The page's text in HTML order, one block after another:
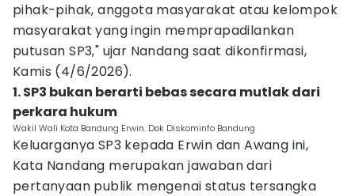
pihak-pihak, anggota masyarakat atau kelompok
masyarakat yang ingin memprapadilankan
putusan SP3," ujar Nandang saat dikonfirmasi,
Kamis (4/6/2026).
1. SP3 bukan berarti bebas secara mutlak dari
perkara hukum
Wakil Wali Kota Bandung Erwin. Dok Diskominfo Bandung
Keluarganya SP3 kepada Erwin dan Awang ini,
Kata Nandang merupakan jawaban dari
pertanyaan publik mengenai status tersangka